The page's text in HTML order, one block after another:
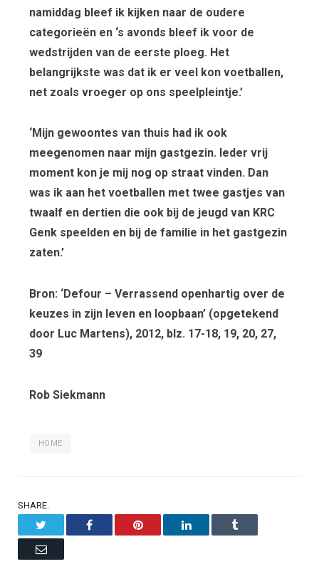
namiddag bleef ik kijken naar de oudere
categorieën en ‘s avonds bleef ik voor de
wedstrijden van de eerste ploeg. Het
belangrijkste was dat ik er veel kon voetballen,
net zoals vroeger op ons speelpleintje.’
‘Mijn gewoontes van thuis had ik ook
meegenomen naar mijn gastgezin. Ieder vrij
moment kon je mij nog op straat vinden. Dan
was ik aan het voetballen met twee gastjes van
twaalf en dertien die ook bij de jeugd van KRC
Genk speelden en bij de familie in het gastgezin
zaten.’
Bron: ‘Defour – Verrassend openhartig over de
keuzes in zijn leven en loopbaan’ (opgetekend
door Luc Martens), 2012, blz. 17-18, 19, 20, 27,
39
Rob Siekmann
HOME
SHARE.
Facebook Pinterest LinkedIn Tumblr
Email